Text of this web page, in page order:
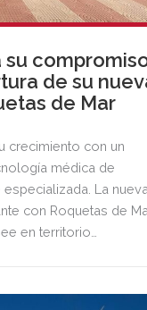
su
de su
de Mar
crecimiento con un
médica de
La
con Roquetas de
en territorio